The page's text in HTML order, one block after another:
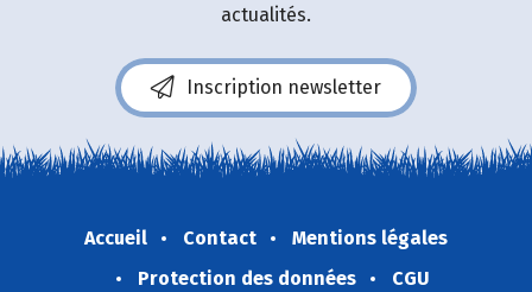
actualités.
Inscription newsletter
Accueil Contact
Mentions légales
Protection des données
CGU